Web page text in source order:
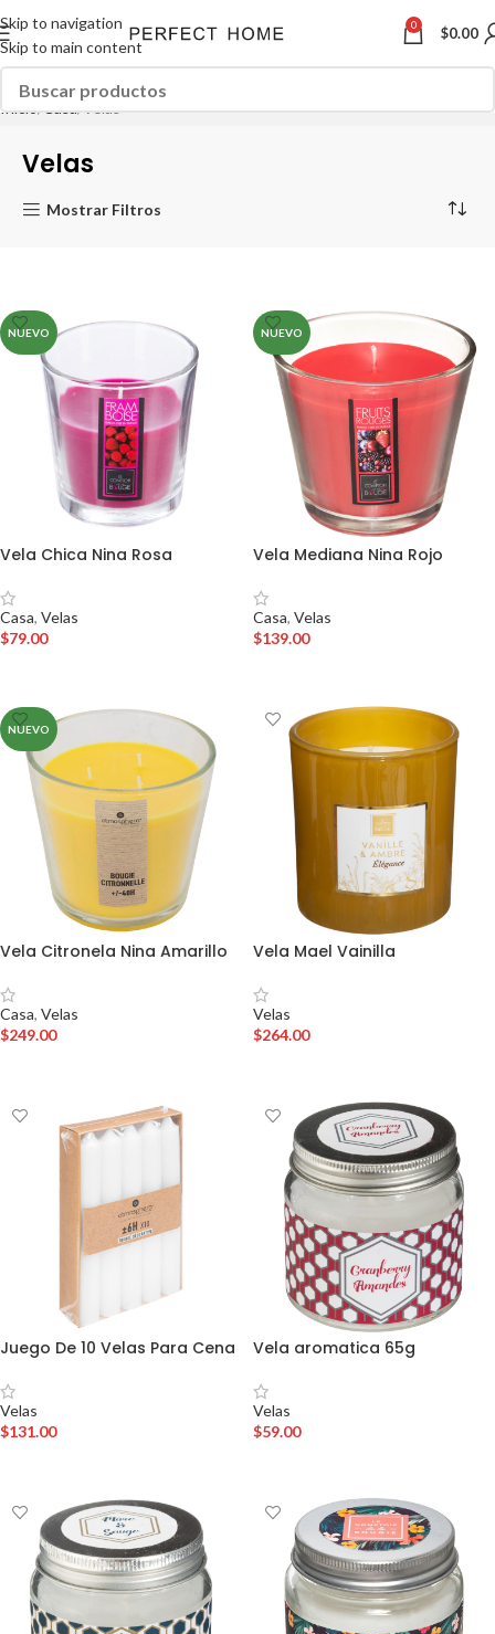
Skip to navigation
Skip to main content
0 $0.00
Inicio Casa Velas
Velas
Mostrar Filtros
NUEVO
Vela Chica Nina Rosa
Casa, Velas
$79.00
NUEVO
Vela Mediana Nina Rojo
Casa, Velas
$139.00
NUEVO
Vela Citronela Nina Amarillo
Casa, Velas
$249.00
Vela Mael Vainilla
Velas
$264.00
Juego De 10 Velas Para Cena
Velas
$131.00
Vela aromatica 65g
Velas
$59.00